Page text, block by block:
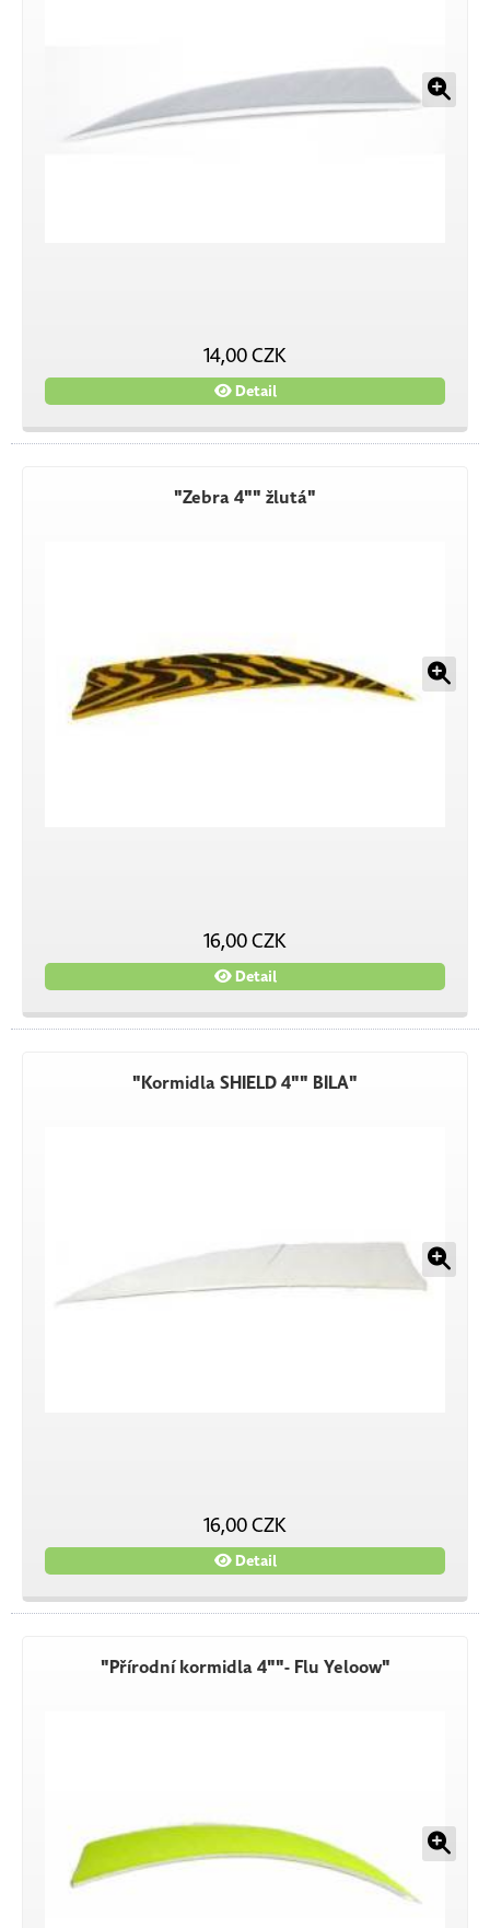
14,00 CZK
Detail
"Zebra 4"" žlutá"
16,00 CZK
Detail
"Kormidla SHIELD 4"" BÍLÁ"
16,00 CZK
Detail
"Přírodní kormidla 4""- Flu Yeloow"